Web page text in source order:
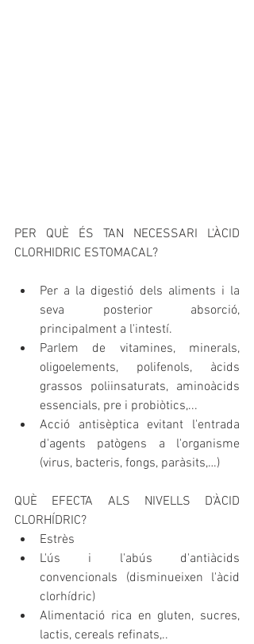
PER QUÈ ÉS TAN NECESSARI L'ÀCID
CLORHIDRIC ESTOMACAL?
Per a la digestió dels aliments i la
seva posterior absorció,
principalment a l'intestí.
Parlem de vitamines, minerals,
oligoelements, polifenols, àcids
grassos poliinsaturats, aminoàcids
essencials, pre i probiòtics,...
Acció antisèptica evitant l'entrada
d'agents patògens a l'organisme
(virus, bacteris, fongs, paràsits,…)
QUÈ EFECTA ALS NIVELLS D'ÀCID
CLORHÍDRIC?
Estrès
L'ús i l'abús d'antiàcids
convencionals (disminueixen l'àcid
clorhídric)
Alimentació rica en gluten, sucres,
lactis, cereals refinats,..